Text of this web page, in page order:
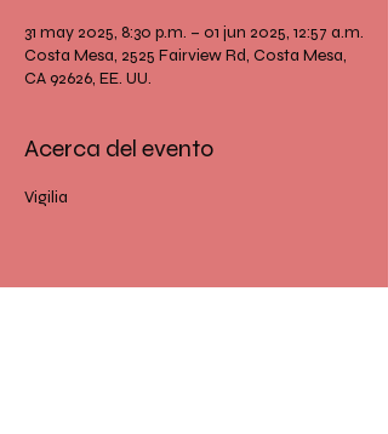
31 may 2025, 8:30 p.m. – 01 jun 2025, 12:57 a.m.
Costa Mesa, 2525 Fairview Rd, Costa Mesa,
CA 92626, EE. UU.
Acerca del evento
Vigilia